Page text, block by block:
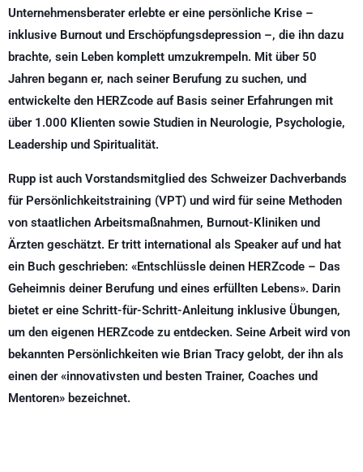
Unternehmensberater erlebte er eine persönliche Krise –
inklusive Burnout und Erschöpfungsdepression –, die ihn dazu
brachte, sein Leben komplett umzukrempeln. Mit über 50
Jahren begann er, nach seiner Berufung zu suchen, und
entwickelte den HERZcode auf Basis seiner Erfahrungen mit
über 1.000 Klienten sowie Studien in Neurologie, Psychologie,
Leadership und Spiritualität.
Rupp ist auch Vorstandsmitglied des Schweizer Dachverbands
für Persönlichkeitstraining (VPT) und wird für seine Methoden
von staatlichen Arbeitsmaßnahmen, Burnout-Kliniken und
Ärzten geschätzt. Er tritt international als Speaker auf und hat
ein Buch geschrieben: «Entschlüssle deinen HERZcode – Das
Geheimnis deiner Berufung und eines erfüllten Lebens». Darin
bietet er eine Schritt-für-Schritt-Anleitung inklusive Übungen,
um den eigenen HERZcode zu entdecken. Seine Arbeit wird von
bekannten Persönlichkeiten wie Brian Tracy gelobt, der ihn als
einen der «innovativsten und besten Trainer, Coaches und
Mentoren» bezeichnet.